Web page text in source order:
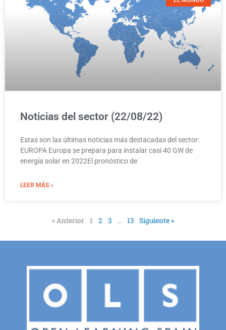
Noticias del sector (22/08/22)
Estas son las últimas noticias más destacadas del sector:
EUROPA Europa se prepara para instalar casi 40 GW de
energía solar en 2022El pronóstico de
LEER MÁS »
« Anterior 1 2 3 … 13 Siguiente »